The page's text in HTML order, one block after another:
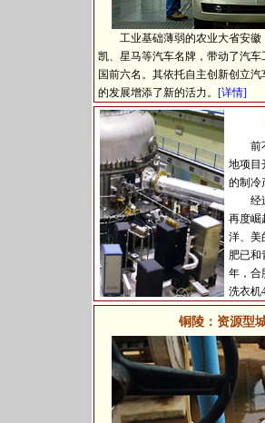
工业基础薄弱的农业大省安徽
凯、星马等汽车名牌，带动了汽
国前六名。其依托自主创新创立
的发展增添了新的活力。
[详情]
前不
地项目
的制冷
经过
再度崛
洋、美
肥已和
年，合
洗衣机
铜陵：资源型